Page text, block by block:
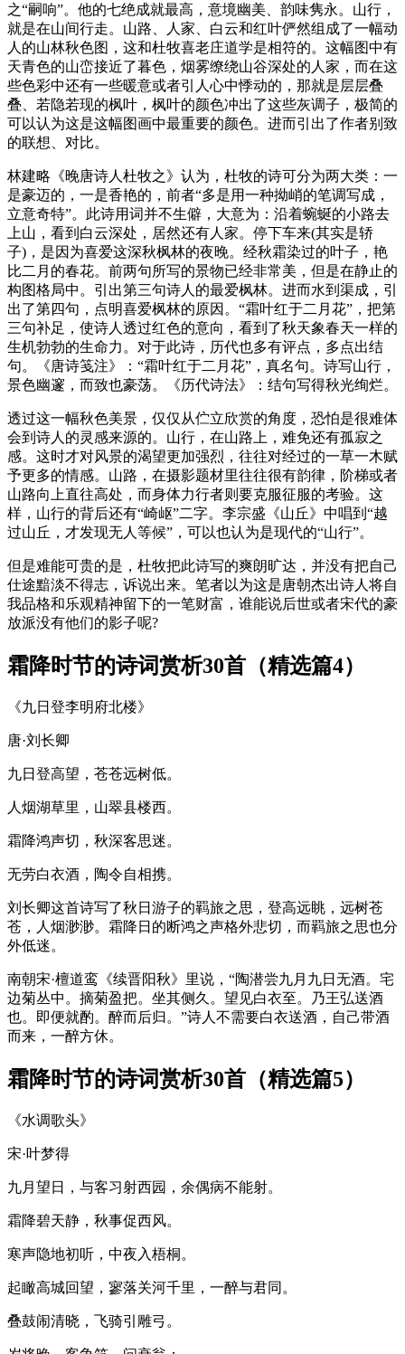
之“嗣响”。他的七绝成就最高，意境幽美、韵味隽永。山行，
就是在山间行走。山路、人家、白云和红叶俨然组成了一幅动
人的山林秋色图，这和杜牧喜老庄道学是相符的。这幅图中有
天青色的山峦接近了暮色，烟雾缭绕山谷深处的人家，而在这
些色彩中还有一些暖意或者引人心中悸动的，那就是层层叠
叠、若隐若现的枫叶，枫叶的颜色冲出了这些灰调子，极简的
可以认为这是这幅图画中最重要的颜色。进而引出了作者别致
的联想、对比。
林建略《晚唐诗人杜牧之》认为，杜牧的诗可分为两大类：一
是豪迈的，一是香艳的，前者“多是用一种拗峭的笔调写成，
立意奇特”。此诗用词并不生僻，大意为：沿着蜿蜒的小路去
上山，看到白云深处，居然还有人家。停下车来(其实是轿
子)，是因为喜爱这深秋枫林的夜晚。经秋霜染过的叶子，艳
比二月的春花。前两句所写的景物已经非常美，但是在静止的
构图格局中。引出第三句诗人的最爱枫林。进而水到渠成，引
出了第四句，点明喜爱枫林的原因。“霜叶红于二月花”，把第
三句补足，使诗人透过红色的意向，看到了秋天象春天一样的
生机勃勃的生命力。对于此诗，历代也多有评点，多点出结
句。《唐诗笺注》：“霜叶红于二月花”，真名句。诗写山行，
景色幽邃，而致也豪荡。《历代诗法》：结句写得秋光绚烂。
透过这一幅秋色美景，仅仅从伫立欣赏的角度，恐怕是很难体
会到诗人的灵感来源的。山行，在山路上，难免还有孤寂之
感。这时才对风景的渴望更加强烈，往往对经过的一草一木赋
予更多的情感。山路，在摄影题材里往往很有韵律，阶梯或者
山路向上直往高处，而身体力行者则要克服征服的考验。这
样，山行的背后还有“崎岖”二字。李宗盛《山丘》中唱到“越
过山丘，才发现无人等候”，可以也认为是现代的“山行”。
但是难能可贵的是，杜牧把此诗写的爽朗旷达，并没有把自己
仕途黯淡不得志，诉说出来。笔者以为这是唐朝杰出诗人将自
我品格和乐观精神留下的一笔财富，谁能说后世或者宋代的豪
放派没有他们的影子呢?
霜降时节的诗词赏析30首（精选篇4）
《九日登李明府北楼》
唐·刘长卿
九日登高望，苍苍远树低。
人烟湖草里，山翠县楼西。
霜降鸿声切，秋深客思迷。
无劳白衣酒，陶令自相携。
刘长卿这首诗写了秋日游子的羁旅之思，登高远眺，远树苍
苍，人烟渺渺。霜降日的断鸿之声格外悲切，而羁旅之思也分
外低迷。
南朝宋·檀道鸾《续晋阳秋》里说，“陶潜尝九月九日无酒。宅
边菊丛中。摘菊盈把。坐其侧久。望见白衣至。乃王弘送酒
也。即便就酌。醉而后归。”诗人不需要白衣送酒，自己带酒
而来，一醉方休。
霜降时节的诗词赏析30首（精选篇5）
《水调歌头》
宋·叶梦得
九月望日，与客习射西园，余偶病不能射。
霜降碧天静，秋事促西风。
寒声隐地初听，中夜入梧桐。
起瞰高城回望，寥落关河千里，一醉与君同。
叠鼓闹清晓，飞骑引雕弓。